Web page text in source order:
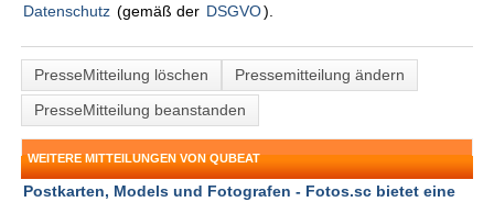
Datenschutz (gemäß der DSGVO).
PresseMitteilung löschen
Pressemitteilung ändern
PresseMitteilung beanstanden
WEITERE MITTEILUNGEN VON QUBEAT
Postkarten, Models und Fotografen - Fotos.sc bietet eine